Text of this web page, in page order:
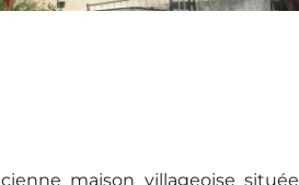
maison villageoise située